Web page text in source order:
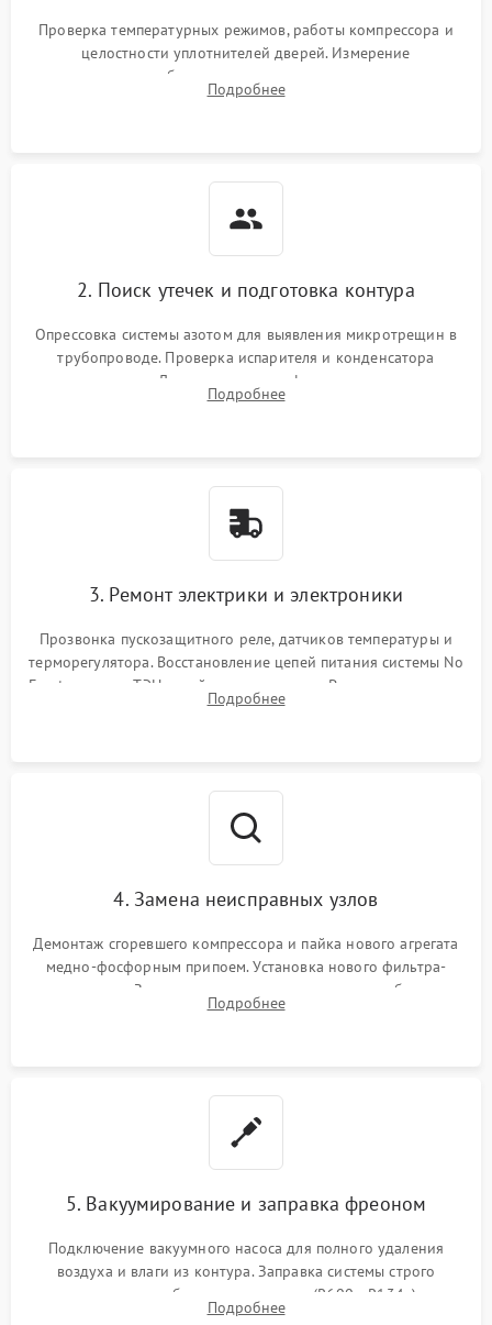
работе
2000 ₽ Подробнее →
1000 ₽
1800 ₽
Проверка температурных режимов, работы компрессора и
целостности уплотнителей дверей. Измерение
сопротивления обмоток мотора, проверка термостата и
считывание кодов ошибок с электронного дисплея.
Подробнее
2. Поиск утечек и подготовка контура
Опрессовка системы азотом для выявления микротрещин в
трубопроводе. Проверка испарителя и конденсатора
течеискателем. Демонтаж старого фильтра-осушителя и
продувка капиллярной трубки для устранения засоров.
Подробнее
3. Ремонт электрики и электроники
Прозвонка пускозащитного реле, датчиков температуры и
терморегулятора. Восстановление цепей питания системы No
Frost, включая ТЭН оттайки и вентилятор. Ремонт или замена
платы управления при сбоях алгоритмов.
Подробнее
4. Замена неисправных узлов
Демонтаж сгоревшего компрессора и пайка нового агрегата
медно-фосфорным припоем. Установка нового фильтра-
осушителя. Замена изношенных вентиляторов обдува,
сломанных заслонок или поврежденных дверных петель.
Подробнее
5. Вакуумирование и заправка фреоном
Подключение вакуумного насоса для полного удаления
воздуха и влаги из контура. Заправка системы строго
дозированным объемом хладагента (R600a, R134a) по
электронным весам. Контроль рабочего давления в системе.
Подробнее